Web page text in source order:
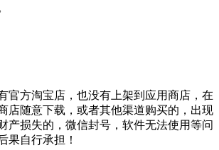
官方淘宝店，也没有上架到应用商店，在
店随意下载，或者其他渠道购买的，出现
产损失的，微信封号，软件无法使用等问
果自行承担！